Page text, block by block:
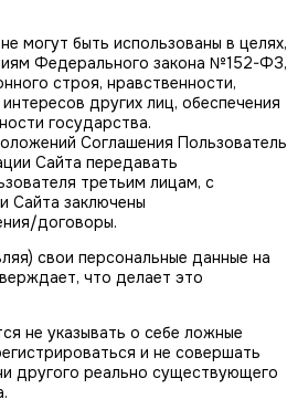
могут быть использованы в целях,
Федерального закона №152-ФЗ,
строя, нравственности,
других лиц, обеспечения
государства.
Соглашения Пользователь
Сайта передавать
третьим лицам, с
Сайта заключены
договоры.
свои персональные данные на
что делает это
не указывать о себе ложные
и не совершать
другого реально существующего